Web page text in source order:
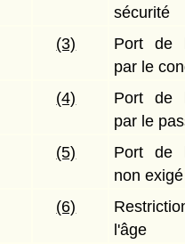
sécurité
(3)
Port de
par le
(4)
Port de
par le
(5)
Port de
non exigé
(6)
l'âge